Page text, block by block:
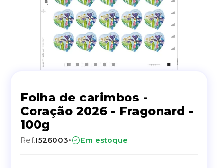
Folha de carimbos -
Coração 2026 - Fragonard -
100g
Ref.1526003· Em estoque